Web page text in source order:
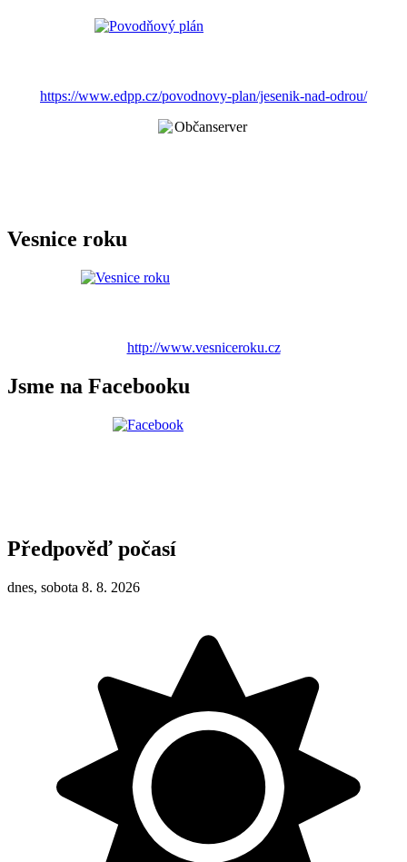
https://www.edpp.cz/povodnovy-plan/jesenik-nad-odrou/
Vesnice roku
http://www.vesniceroku.cz
Jsme na Facebooku
Předpověď počasí
dnes, sobota 8. 8. 2026